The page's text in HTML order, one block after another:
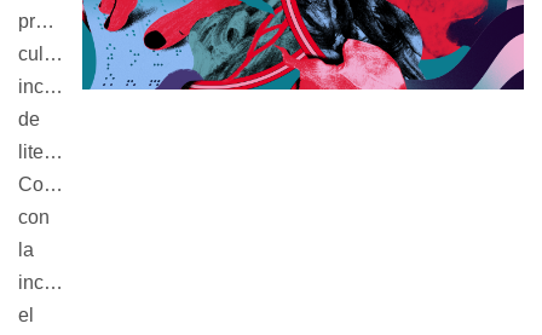
proyecto
cultural
inclusivo
de
literatura.
Comprometido
con
la
inclusión,
el